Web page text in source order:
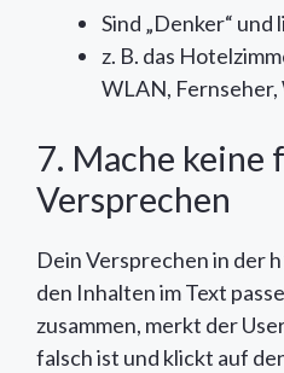
Sind „Denker“ und
z. B. das
WLAN,
7. Mache keine
Versprechen
Dein Versprechen in der
den Inhalten im Text
zusammen, merkt der
falsch ist und klickt auf